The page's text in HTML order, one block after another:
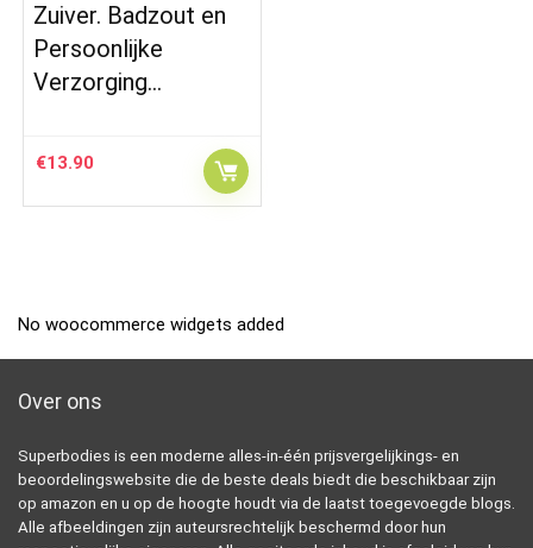
Zuiver. Badzout en
Persoonlijke
Verzorging…
€13.90
No woocommerce widgets added
Over ons
Superbodies is een moderne alles-in-één prijsvergelijkings- en
beoordelingswebsite die de beste deals biedt die beschikbaar zijn
op amazon en u op de hoogte houdt via de laatst toegevoegde blogs.
Alle afbeeldingen zijn auteursrechtelijk beschermd door hun